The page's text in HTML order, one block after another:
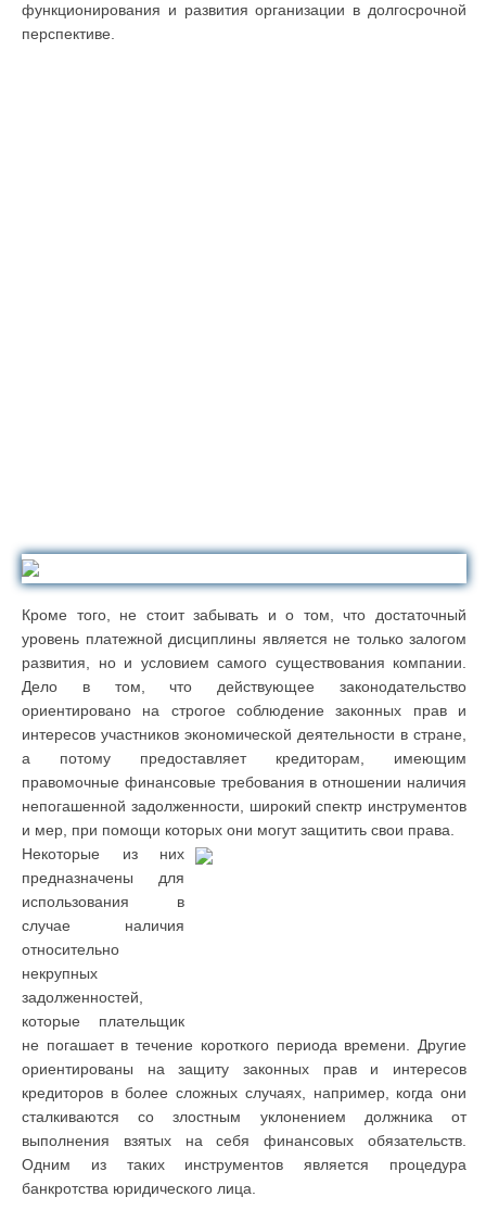
функционирования и развития организации в долгосрочной
перспективе.
Кроме того, не стоит забывать и о том, что достаточный
уровень платежной дисциплины является не только залогом
развития, но и условием самого существования компании.
Дело в том, что действующее законодательство
ориентировано на строгое соблюдение законных прав и
интересов участников экономической деятельности в стране,
а потому предоставляет кредиторам, имеющим
правомочные финансовые требования в отношении наличия
непогашенной задолженности, широкий спектр инструментов
и мер, при помощи которых они могут защитить свои права.
Некоторые из них
предназначены для
использования в
случае наличия
относительно
некрупных
задолженностей,
которые плательщик
не погашает в течение короткого периода времени. Другие
ориентированы на защиту законных прав и интересов
кредиторов в более сложных случаях, например, когда они
сталкиваются со злостным уклонением должника от
выполнения взятых на себя финансовых обязательств.
Одним из таких инструментов является процедура
банкротства юридического лица.